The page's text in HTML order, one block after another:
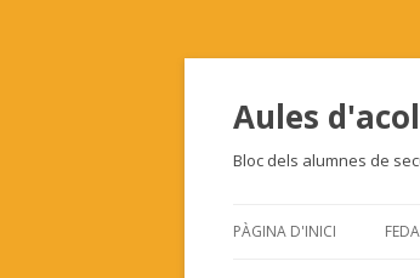
Aules
Bloc dels alumnes de
PÀGINA D'INICI